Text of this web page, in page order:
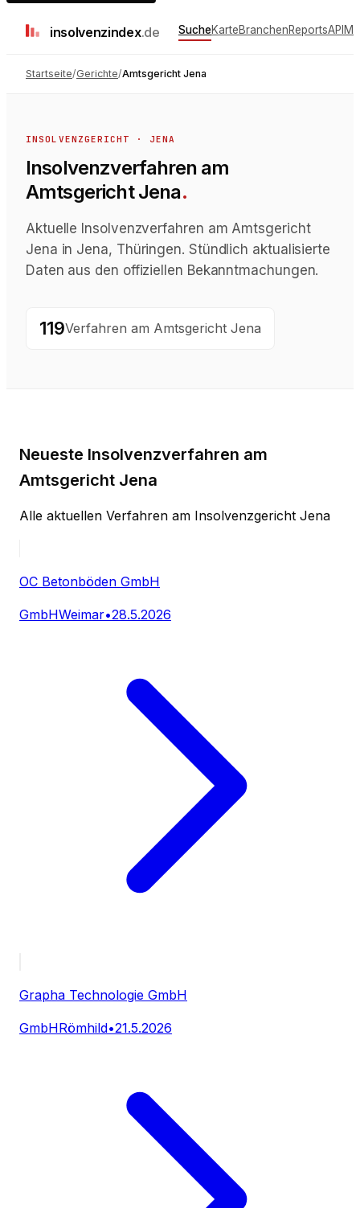
insolvenzindex.de SucheKarteBranchenReportsAPI
Startseite/Gerichte/Amtsgericht Jena
INSOLVENZGERICHT · JENA
Insolvenzverfahrenam
Amtsgericht Jena.
Aktuelle Insolvenzverfahren am Amtsgericht
Jena in Jena, Thüringen. Stündlich aktualisierte
Daten aus den offiziellen Bekanntmachungen.
119Verfahren am Amtsgericht Jena
Neueste Insolvenzverfahren am
Amtsgericht Jena
Alle aktuellen Verfahren am Insolvenzgericht Jena
OC Betonböden GmbH
GmbHWeimar•28.5.2026
Grapha Technologie GmbH
GmbHRömhild•21.5.2026